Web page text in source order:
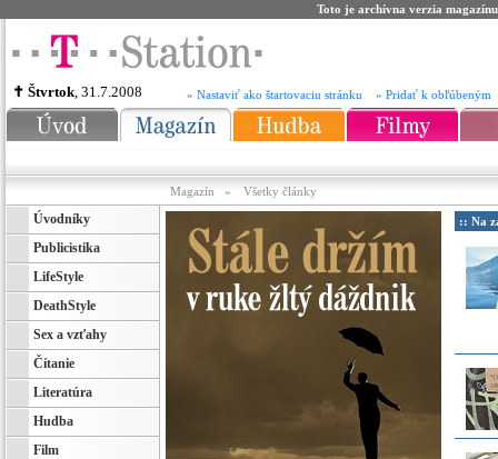
Toto je archívna verzia
✝ Štvrtok, 31.7.2008 » Nastaviť ako štartovaciu stránku » Pridať k obľúbeným
Magazín » Všetky články
Úvodníky
Publicistika
LifeStyle
DeathStyle
Sex a vzťahy
Čítanie
Literatúra
Hudba
Film
:: Na